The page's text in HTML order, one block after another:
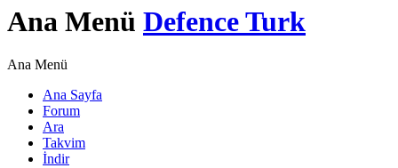
Ana Menü Defence Turk
Ana Menü
Ana Sayfa
Forum
Ara
Takvim
İndir